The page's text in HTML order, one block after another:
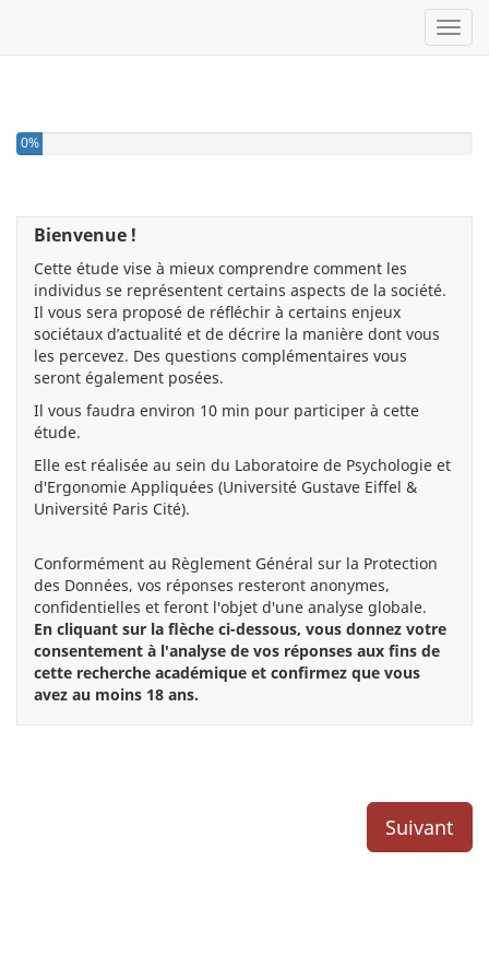
0%
Bienvenue !
Cette étude vise à mieux comprendre comment les
individus se représentent certains aspects de la société.
Il vous sera proposé de réfléchir à certains enjeux
sociétaux d’actualité et de décrire la manière dont vous
les percevez. Des questions complémentaires vous
seront également posées.
Il vous faudra environ 10 min pour participer à cette
étude.
Elle est réalisée au sein du Laboratoire de Psychologie et
d'Ergonomie Appliquées (Université Gustave Eiffel &
Université Paris Cité).
Conformément au Règlement Général sur la Protection
des Données, vos réponses resteront anonymes,
confidentielles et feront l'objet d'une analyse globale.
En cliquant sur la flèche ci-dessous, vous donnez votre
consentement à l'analyse de vos réponses aux fins de
cette recherche académique et confirmez que vous
avez au moins 18 ans.
Suivant